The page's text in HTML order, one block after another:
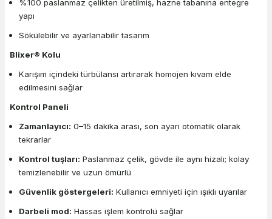
%100 paslanmaz çelikten üretilmiş, hazne tabanına entegre
yapı
Sökülebilir ve ayarlanabilir tasarım
Blixer® Kolu
Karışım içindeki türbülansı artırarak homojen kıvam elde
edilmesini sağlar
Kontrol Paneli
Zamanlayıcı: 0–15 dakika arası, son ayarı otomatik olarak
tekrarlar
Kontrol tuşları: Paslanmaz çelik, gövde ile aynı hizalı; kolay
temizlenebilir ve uzun ömürlü
Güvenlik göstergeleri: Kullanıcı emniyeti için ışıklı uyarılar
Darbeli mod: Hassas işlem kontrolü sağlar